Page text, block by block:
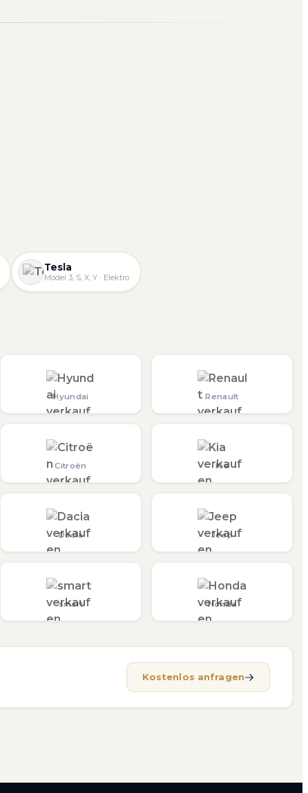
Tesla
Model 3, S, X, Y · Elektro
Hyundai Renault
Citroën Kia
Dacia Jeep
smart Honda
Kostenlos anfragen